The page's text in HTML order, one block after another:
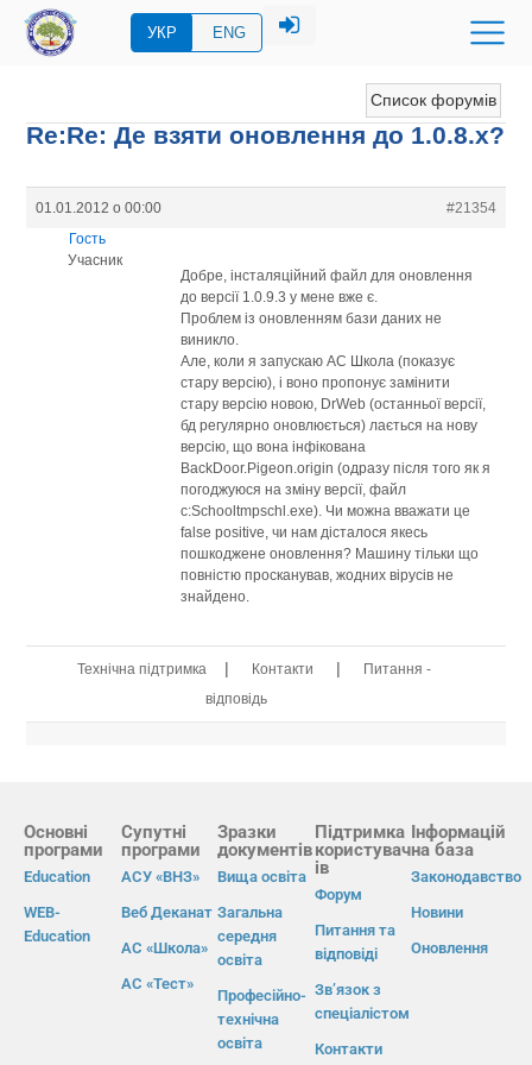
УКР ENG
Список форумів
Re:Re: Де взяти оновлення до 1.0.8.x?
01.01.2012 о 00:00
#21354
Гость
Учасник
Добре, інсталяційний файл для оновлення
до версії 1.0.9.3 у мене вже є.
Проблем із оновленням бази даних не
виникло.
Але, коли я запускаю АС Школа (показує
стару версію), і воно пропонує замінити
стару версію новою, DrWeb (останньої версії,
бд регулярно оновлюється) лається на нову
версію, що вона інфікована
BackDoor.Pigeon.origin (одразу після того як я
погоджуюся на зміну версії, файл
c:Schooltmpschl.exe). Чи можна вважати це
false positive, чи нам дісталося якесь
пошкоджене оновлення? Машину тільки що
повністю просканував, жодних вірусів не
знайдено.
Технічна підтримка | Контакти |
Питання -
відповідь
Основні
програми
Education
WEB-
Education
Супутні
програми
АСУ «ВНЗ»
Веб Деканат
АС «Школа»
АС «Тест»
Зразки
документів
Вища освіта
Загальна
середня
освіта
Професійно-
технічна
освіта
Підтримка
користувач
ів
Форум
Питання та
відповіді
Зв’язок з
спеціалістом
Контакти
Інформацій
на база
Законодавство
Новини
Оновлення